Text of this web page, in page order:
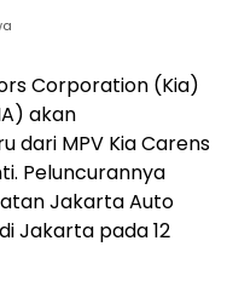
Corporation (Kia)
akan
dari MPV Kia Carens
Peluncurannya
Jakarta Auto
Jakarta pada 12